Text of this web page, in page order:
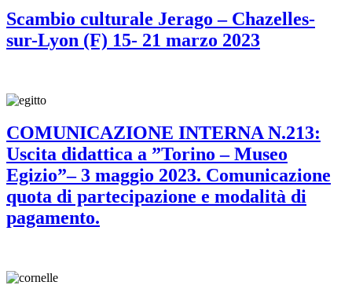
Scambio culturale Jerago – Chazelles-
sur-Lyon (F) 15- 21 marzo 2023
COMUNICAZIONE INTERNA N.213:
Uscita didattica a ”Torino – Museo
Egizio”– 3 maggio 2023. Comunicazione
quota di partecipazione e modalità di
pagamento.